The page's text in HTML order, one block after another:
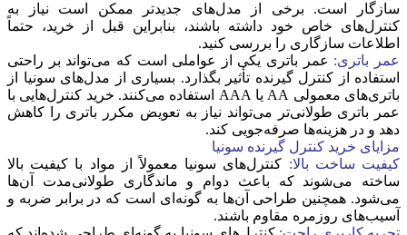
سازگار است. برخی از مدل‌های جدیدتر ممکن است نیاز به
کنترل‌های خاص خود داشته باشند، بنابراین قبل از خرید، حتماً
اطلاعات سازگاری را بررسی کنید.
عمر باتری: عمر باتری یکی از عواملی است که می‌تواند بر راحتی
استفاده از کنترل گیرنده تأثیر بگذارد. بسیاری از مدل‌های سونیا از
باتری‌های معمولی AA یا AAA استفاده می‌کنند. خرید کنترل‌هایی با
عمر باتری طولانی‌تر می‌تواند نیاز به تعویض مکرر باتری را کاهش
دهد و در هزینه‌ها صرفه‌جویی کند.
مزایای خرید کنترل گیرنده سونیا
کیفیت ساخت بالا: کنترل‌های سونیا معمولاً از مواد با کیفیت بالا
ساخته می‌شوند که باعث دوام و ماندگاری طولانی‌مدت آن‌ها
می‌شود. همچنین طراحی آن‌ها به گونه‌ای است که در برابر ضربه و
آسیب‌های روزمره مقاوم باشند.